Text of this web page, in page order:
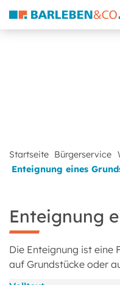
Startseite Bürgerservice
Enteignung eines
Enteignung
Die Enteignung ist eine
auf Grundstücke oder